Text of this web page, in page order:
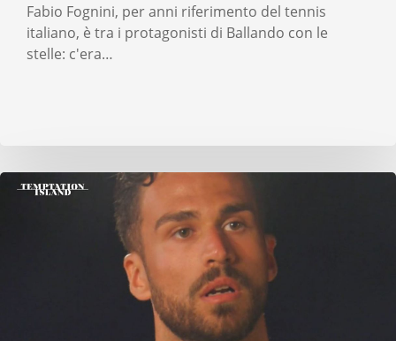
Fabio Fognini, per anni riferimento del tennis
italiano, è tra i protagonisti di Ballando con le
stelle: c'era…